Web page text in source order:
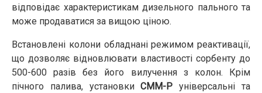
відповідає характеристикам дизельного пального та
може продаватися за вищою ціною.
Встановлені колони обладнані режимом реактивації,
що дозволяє відновлювати властивості сорбенту до
500-600 разів без його вилучення з колон. Крім
пічного палива, установкиСММ-Р універсальні та